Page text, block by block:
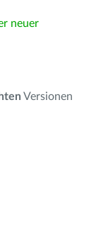
neuer
Versionen